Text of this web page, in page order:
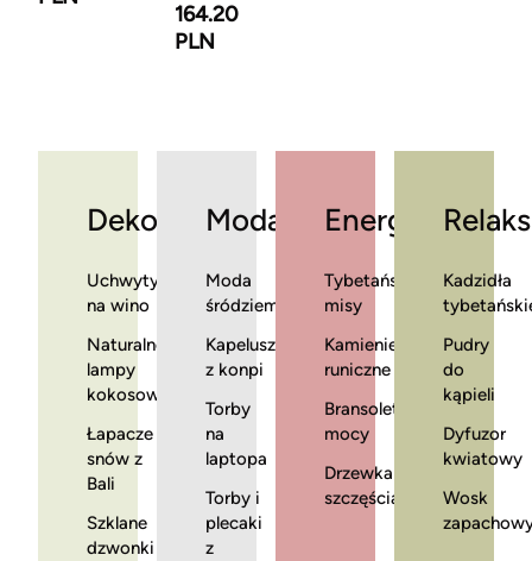
164.20
PLN
Dekoracje
Uchwyty
na wino
Naturalne
lampy
kokosowe
Łapacze
snów z
Bali
Szklane
dzwonki
Moda
Moda
śródziemnomorska
Kapelusze
z konpi
Torby
na
laptopa
Torby i
plecaki
z
Energia
Tybetańskie
misy
Kamienie
runiczne
Bransoletki
mocy
Drzewka
szczęścia
Relaks
Kadzidła
Pudry
do
kąpieli
Dyfuzor
kwiatowy
Wosk